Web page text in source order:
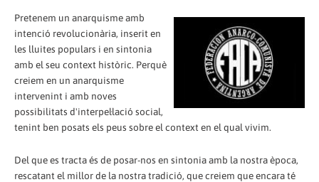
Pretenem un anarquisme amb
intenció revolucionària, inserit en
les lluites populars i en sintonia
amb el seu context històric. Perquè
creiem en un anarquisme
intervenint i amb noves
possibilitats d'interpel·lació social,
tenint ben posats els peus sobre el context en el qual vivim.
Del que es tracta és de posar-nos en sintonia amb la nostra època,
rescatant el millor de la nostra tradició, que creiem que encara té